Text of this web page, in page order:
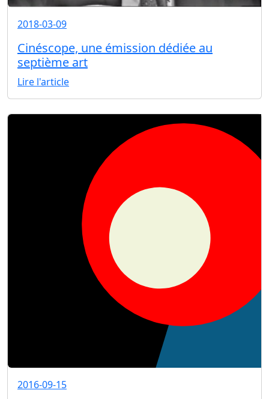
2018-03-09
Cinéscope, une émission dédiée au
septième art
Lire l'article
2016-09-15